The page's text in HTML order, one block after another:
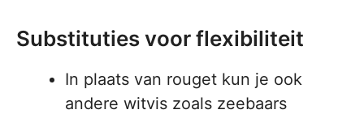
Substituties voor flexibiliteit
In plaats van rouget kun je ook
andere witvis zoals zeebaars